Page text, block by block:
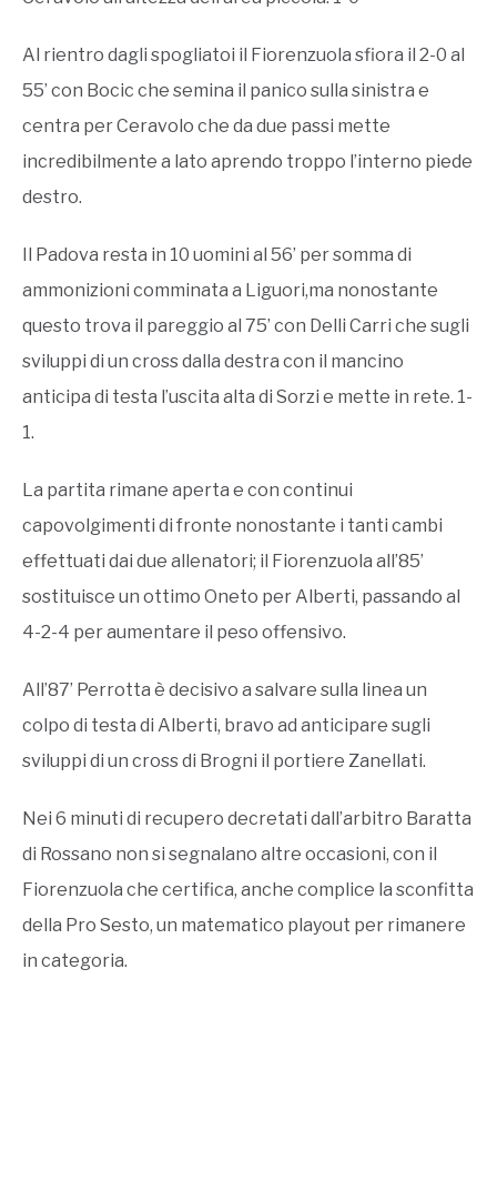
Al rientro dagli spogliatoi il Fiorenzuola sfiora il 2-0 al
55’ con Bocic che semina il panico sulla sinistra e
centra per Ceravolo che da due passi mette
incredibilmente a lato aprendo troppo l’interno piede
destro.
Il Padova resta in 10 uomini al 56’ per somma di
ammonizioni comminata a Liguori,ma nonostante
questo trova il pareggio al 75’ con Delli Carri che sugli
sviluppi di un cross dalla destra con il mancino
anticipa di testa l’uscita alta di Sorzi e mette in rete. 1-
1.
La partita rimane aperta e con continui
capovolgimenti di fronte nonostante i tanti cambi
effettuati dai due allenatori; il Fiorenzuola all’85’
sostituisce un ottimo Oneto per Alberti, passando al
4-2-4 per aumentare il peso offensivo.
All’87’ Perrotta è decisivo a salvare sulla linea un
colpo di testa di Alberti, bravo ad anticipare sugli
sviluppi di un cross di Brogni il portiere Zanellati.
Nei 6 minuti di recupero decretati dall’arbitro Baratta
di Rossano non si segnalano altre occasioni, con il
Fiorenzuola che certifica, anche complice la sconfitta
della Pro Sesto, un matematico playout per rimanere
in categoria.